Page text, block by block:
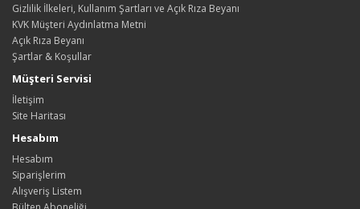
Gizlilik İlkeleri, Kullanım Şartları ve Açık Rıza Beyanı
KVK Müşteri Aydınlatma Metni
Açık Rıza Beyanı
Şartlar & Koşullar
Müşteri Servisi
İletişim
Site Haritası
Hesabım
Hesabım
Siparişlerim
Alışveriş Listem